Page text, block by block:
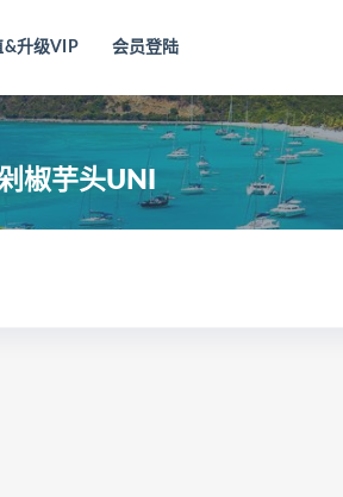
&升级VIP 会员登陆
椒芋头UNI